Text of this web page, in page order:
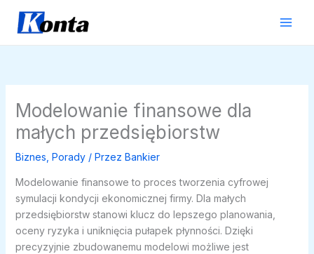
Modelowanie finansowe dla
małych przedsiębiorstw
Biznes Porady/ Przez Bankier
Modelowanie finansowe to proces tworzenia cyfrowej
symulacji kondycji ekonomicznej firmy. Dla małych
przedsiębiorstw stanowi klucz do lepszego planowania,
oceny ryzyka i uniknięcia pułapek płynności. Dzięki
precyzyjnie zbudowanemu modelowi możliwe jest